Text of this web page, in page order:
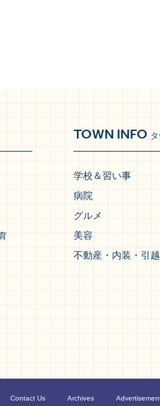
TOWN INFO
学校＆習い事
病院
グルメ
美容
不動産・内装・引
Contact Us Archives